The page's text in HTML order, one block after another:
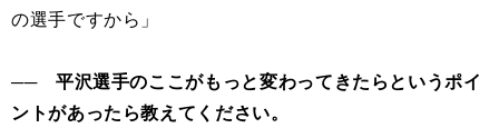
の選手ですから」
── 平沢選手のここがもっと変わってきたらというポイ
ントがあったら教えてください。